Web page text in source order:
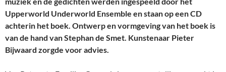
Upperworld Underworld Ensemble en staan op een CD
achterin het boek. Ontwerp en vormgeving van het boek is
van de hand van Stephan de Smet. Kunstenaar Pieter
Bijwaard zorgde voor advies.